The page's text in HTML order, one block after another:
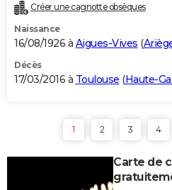
Créer une cagnotte obsèques
Naissance
16/08/1926 à Aigues-Vives (
Décès
17/03/2016 à Toulouse (Haute-
1 2 3 4
Carte de